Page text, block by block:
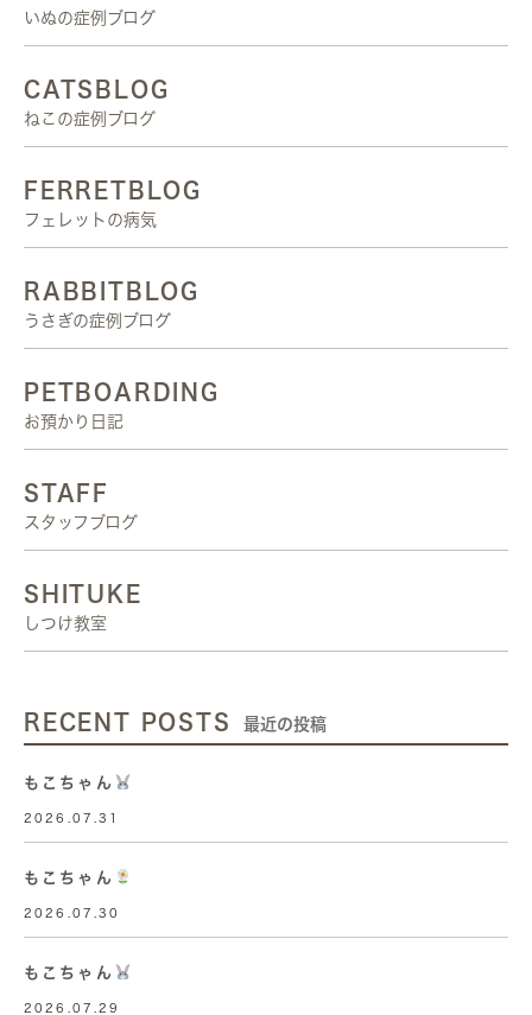
いぬの症例ブログ
CATSBLOG
ねこの症例ブログ
FERRETBLOG
フェレットの病気
RABBITBLOG
うさぎの症例ブログ
PETBOARDING
お預かり日記
STAFF
スタッフブログ
SHITUKE
しつけ教室
RECENT POSTS 最近の投稿
もこちゃん
2026.07.31
もこちゃん
2026.07.30
もこちゃん
2026.07.29